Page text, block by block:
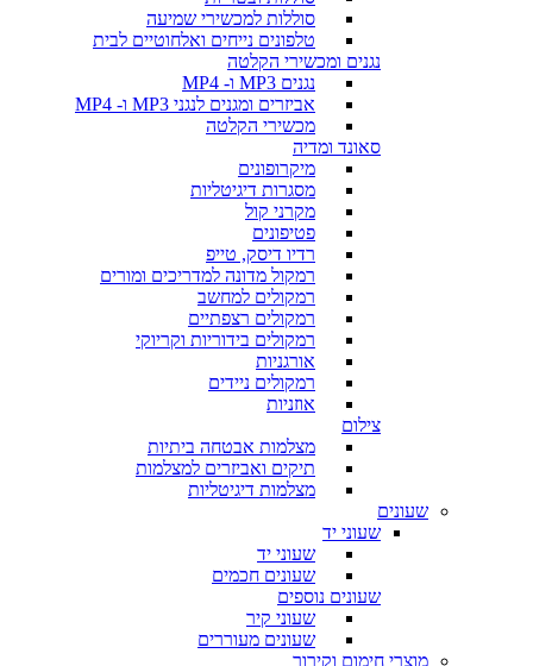
סוללות למכשירי שמיעה
טלפונים נייחים ואלחוטיים לבית
נגנים ומכשירי הקלטה
נגנים MP3 ו- MP4
אביזרים ומגנים לנגני MP3 ו- MP4
מכשירי הקלטה
סאונד ומדיה
מיקרופונים
מסגרות דיגיטליות
מקרני קול
פטיפונים
רדיו דיסק, טייפ
רמקול מדונה למדריכים ומורים
רמקולים למחשב
רמקולים רצפתיים
רמקולים בידוריות וקריוקי
אורגניות
רמקולים ניידים
אוזניות
צילום
מצלמות אבטחה ביתיות
תיקים ואביזרים למצלמות
מצלמות דיגיטליות
שעונים
שעוני יד
שעוני יד
שעונים חכמים
שעונים נוספים
שעוני קיר
שעונים מעוררים
מוצרי חימום וקירור